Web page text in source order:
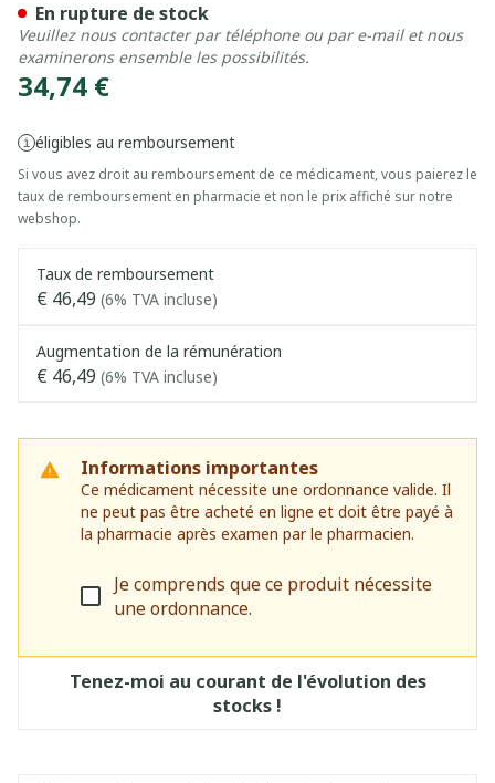
34,74 €
éligibles au remboursement
Si vous avez droit au remboursement de ce médicament, vous paierez le
taux de remboursement en pharmacie et non le prix affiché sur notre
webshop.
Taux de remboursement
€ 46,49 (6% TVA incluse)
Augmentation de la rémunération
€ 46,49 (6% TVA incluse)
Informations importantes
Ce médicament nécessite une ordonnance valide. Il
ne peut pas être acheté en ligne et doit être payé à
la pharmacie après examen par le pharmacien.
Je comprends que ce produit nécessite
une ordonnance.
Tenez-moi au courant de l'évolution des
stocks !
En rupture de stock
Veuillez nous contacter par téléphone ou par e-mail et nous
examinerons ensemble les possibilités.